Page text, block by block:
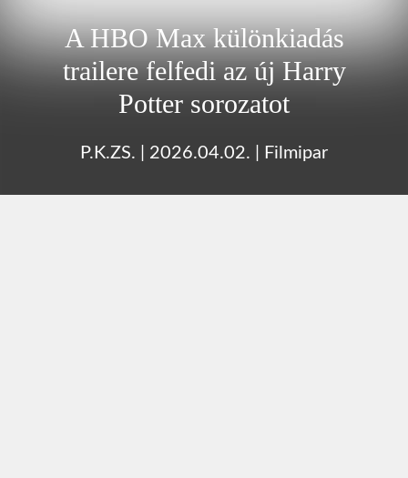
A HBO Max különkiadás
trailere felfedi az új Harry
Potter sorozatot
P.K.ZS. 2026.04.02. Filmipar